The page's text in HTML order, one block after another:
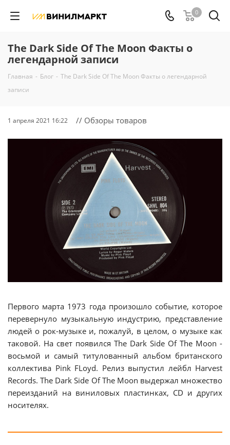
0
The Dark Side Of The Moon Факты о
легендарной записи
Главная - Блог - The Dark Side Of The Moon Факты о легендарной
записи
1 апреля 2021 16:22 // Обзоры товаров
Первого марта 1973 года произошло событие, которое
перевернуло музыкальную индустрию, представление
людей о рок-музыке и, пожалуй, в целом, о музыке как
таковой. На свет появился The Dark Side Of The Moon -
восьмой и самый титулованный альбом британского
коллектива Pink FLoyd. Релиз выпустил лейбл Harvest
Records. The Dark Side Of The Moon выдержал множество
переизданий на виниловых пластинках, CD и других
носителях.